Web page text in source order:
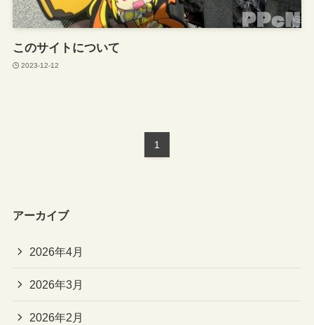
このサイトについて
2023-12-12
1
アーカイブ
2026年4月
2026年3月
2026年2月